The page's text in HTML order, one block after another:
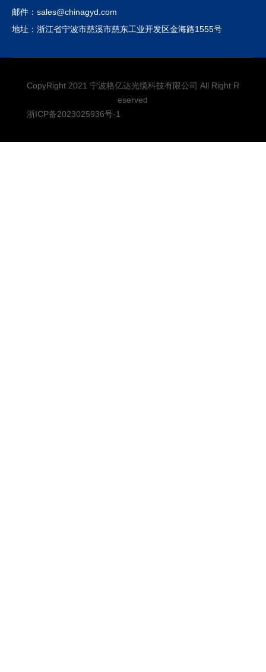
邮件：sales@chinagyd.com
地址：浙江省宁波市慈溪市慈东工业开发区金海路1555号
CopyRight 2021 宁波格亿达光缆科技有限公司 All Right R
eserved
浙ICP备2023025936号-1